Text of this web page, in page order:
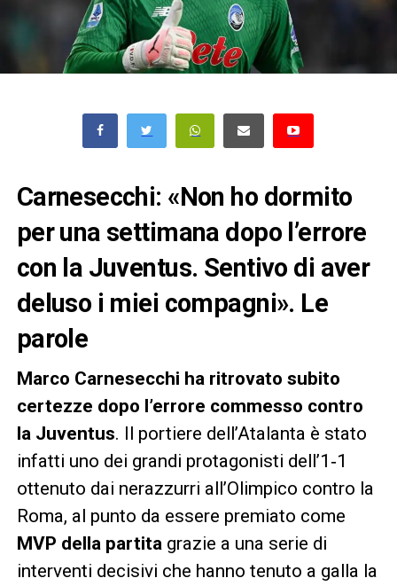
Carnesecchi: «Non ho dormito
per una settimana dopo l’errore
con la Juventus. Sentivo di aver
deluso i miei compagni». Le
parole
Marco Carnesecchi ha ritrovato subito
certezze dopo l’errore commesso contro
la Juventus. Il portiere dell’Atalanta è stato
infatti uno dei grandi protagonisti dell’1‑1
ottenuto dai nerazzurri all’Olimpico contro la
Roma, al punto da essere premiato come
MVP della partita grazie a una serie di
interventi decisivi che hanno tenuto a galla la